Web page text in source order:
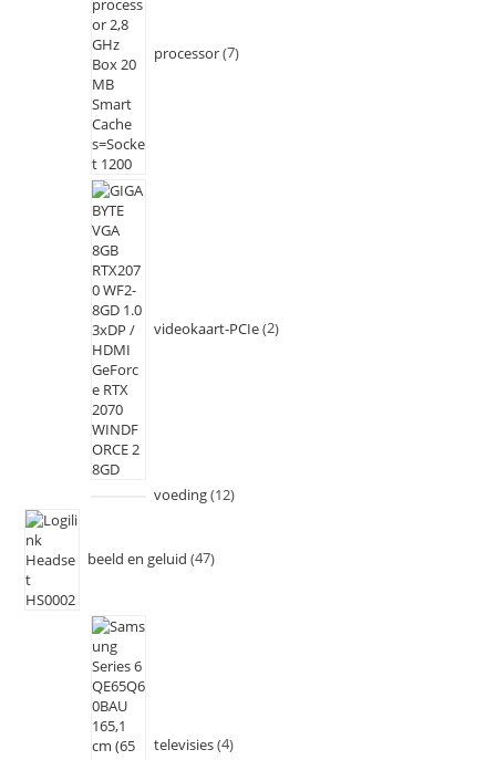
processor 7
videokaart-PCIe 2
voeding 12
beeld en geluid 47
televisies 4